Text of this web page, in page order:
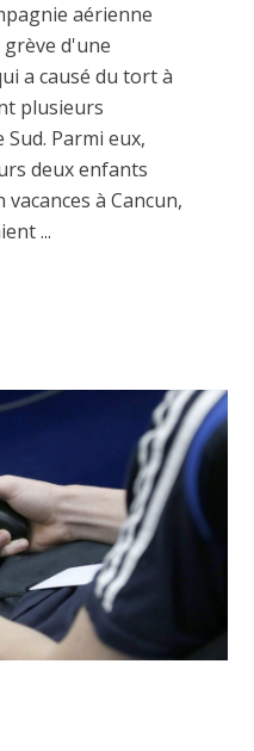
aérienne
d'une
a causé du tort à
plusieurs
Parmi eux,
deux enfants
à Cancun,
...